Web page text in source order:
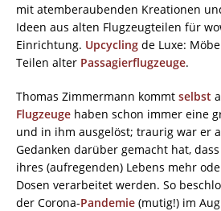
mit atemberaubenden Kreationen
Ideen aus alten Flugzeugteilen für
Einrichtung. Upcycling de Luxe:
Teilen alter Passagierflugzeuge.
Thomas Zimmermann kommt selbst
Flugzeuge haben schon immer eine
und in ihm ausgelöst; traurig war er
Gedanken darüber gemacht hat, dass
ihres (aufregenden) Lebens mehr
Dosen verarbeitet werden. So
der Corona-Pandemie (mutig!) im